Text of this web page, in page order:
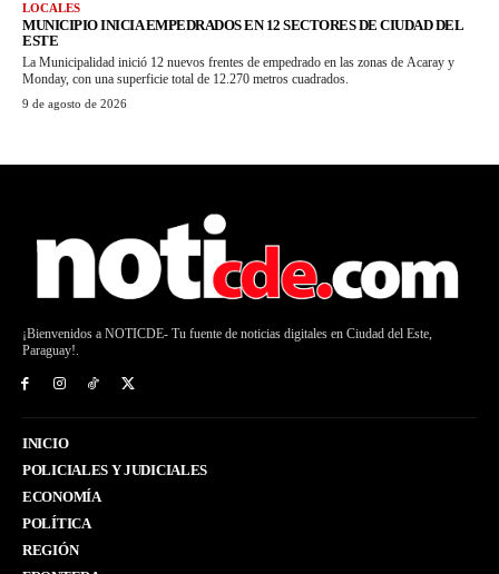
LOCALES
MUNICIPIO INICIA EMPEDRADOS EN 12 SECTORES DE CIUDAD DEL
ESTE
La Municipalidad inició 12 nuevos frentes de empedrado en las zonas de Acaray y
Monday, con una superficie total de 12.270 metros cuadrados.
9 de agosto de 2026
¡Bienvenidos a NOTICDE- Tu fuente de noticias digitales en Ciudad del Este,
Paraguay!.
INICIO
POLICIALES Y JUDICIALES
ECONOMÍA
POLÍTICA
REGIÓN